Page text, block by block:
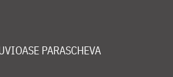
PARASCHEVA